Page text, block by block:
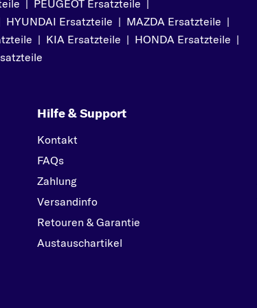
PORSCHE
RENAULT
SKODA
SMART
SUBARU
SUZUKI
TOYOTA
VERSO S
| PEUGEOT Ersatzteile |
HYUNDAI Ersatzteile | MAZDA Ersatzteile |
| KIA Ersatzteile | HONDA Ersatzteile |
Hilfe & Support
Kontakt
FAQs
Zahlung
Versandinfo
Retouren & Garantie
Austauschartikel